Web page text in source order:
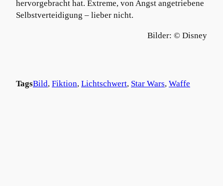
hervorgebracht hat. Extreme, von Angst angetriebene
Selbstverteidigung – lieber nicht.
Bilder: © Disney
TagsBild, Fiktion, Lichtschwert, Star Wars, Waffe